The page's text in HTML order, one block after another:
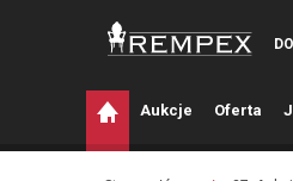
Aukcje Oferta J